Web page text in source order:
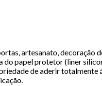
artesanato, decoração
do papel protetor (liner
de aderir totalmente